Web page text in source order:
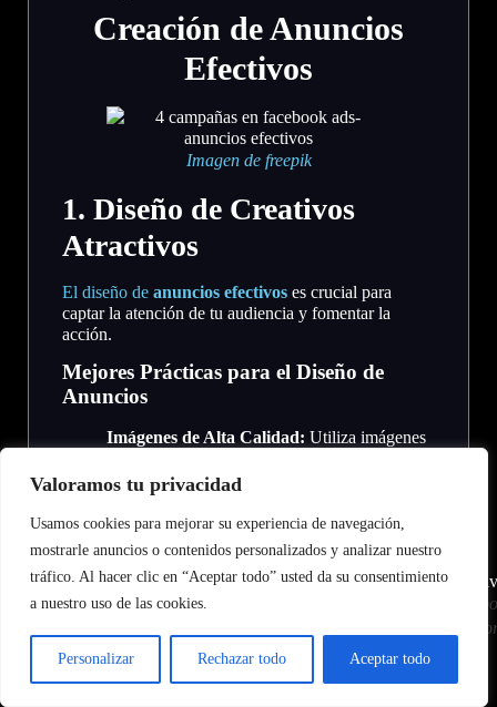
Valoramos tu privacidad
Usamos cookies para mejorar su experiencia de navegación,
mostrarle anuncios o contenidos personalizados y analizar nuestro
tráfico. Al hacer clic en “Aceptar todo” usted da su consentimiento
a nuestro uso de las cookies.
Personalizar Rechazar todo Aceptar todo
Creación de Anuncios
Efectivos
Imagen de freepik
1. Diseño de Creativos
Atractivos
El diseño de anuncios efectivos es crucial para
captar la atención de tu audiencia y fomentar la
acción.
Mejores Prácticas para el Diseño de
Anuncios
Imágenes de Alta Calidad: Utiliza imágenes
Texto Claro y Conciso:
mensaje sea fácil de entender.
Llamadas a la Acción (CTA): Incluye CTAs
que incentiven al usuario a actuar.
https://st2.depositphotos.com/4352269/8297/v/600/
stock-illustration-kpi-key-performance-
2. Pruebas A/B para